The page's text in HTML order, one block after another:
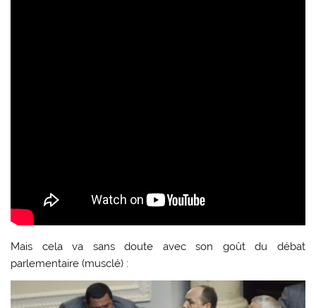
Mais cela va sans doute avec son goût du débat
parlementaire (musclé) :